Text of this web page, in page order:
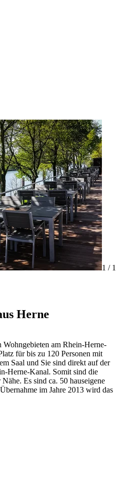
1 / 1
Herne
Wohngebieten am Rhein-Herne-
für bis zu 120 Personen mit
Saal und Sie sind direkt auf der
Herne-Kanal. Somit sind die
Es sind ca. 50 hauseigene
im Jahre 2013 wird das